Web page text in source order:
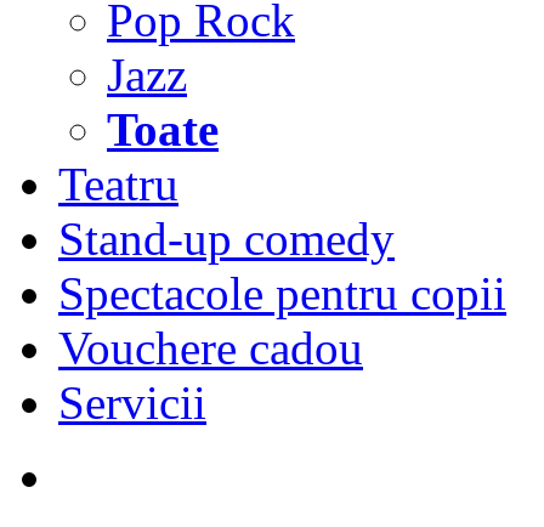
Pop Rock
Jazz
Toate
Teatru
Stand-up comedy
Spectacole pentru copii
Vouchere cadou
Servicii